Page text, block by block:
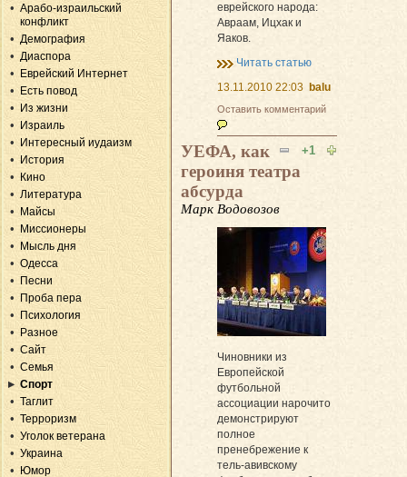
Арабо-израильский
конфликт
Демография
Диаспора
Еврейский Интернет
Есть повод
Из жизни
Израиль
Интересный иудаизм
История
Кино
Литература
Майсы
Миссионеры
Мысль дня
Одесса
Песни
Проба пера
Психология
Разное
Сайт
Семья
Спорт
Таглит
Терроризм
Уголок ветерана
Украина
Юмор
еврейского народа:
Авраам, Ицхак и
Яаков.
Читать статью
13.11.2010 22:03 balu
Оставить комментарий
+1
УЕФА, как
героиня театра
абсурда
Марк Водовозов
Чиновники из
Европейской
футбольной
ассоциации нарочито
демонстрируют
полное
пренебрежение к
тель-авивскому